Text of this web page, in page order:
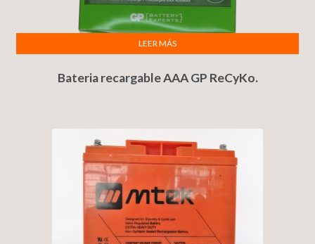
Bateria recargable AAA GP ReCyKo.
LEER MÁS